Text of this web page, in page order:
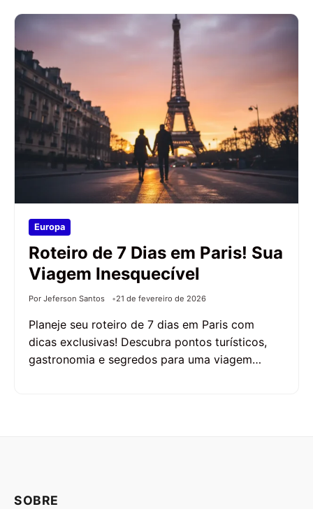
Europa
Roteiro de 7 Dias em Paris! Sua
Viagem Inesquecível
Por Jeferson Santos 21 de fevereiro de 2026
Planeje seu roteiro de 7 dias em Paris com
dicas exclusivas! Descubra pontos turísticos,
gastronomia e segredos para uma viagem…
SOBRE